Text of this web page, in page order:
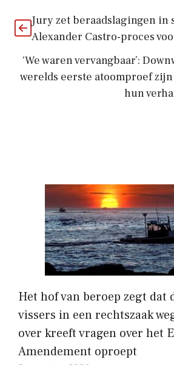
Jury zet beraadslagingen in
Alexander Castro-proces
‘We waren vervangbaar’:
werelds eerste atoomproef
hun
Het hof van beroep zegt dat
vissers in een rechtszaak
over kreeft vragen over het
Amendement oproept